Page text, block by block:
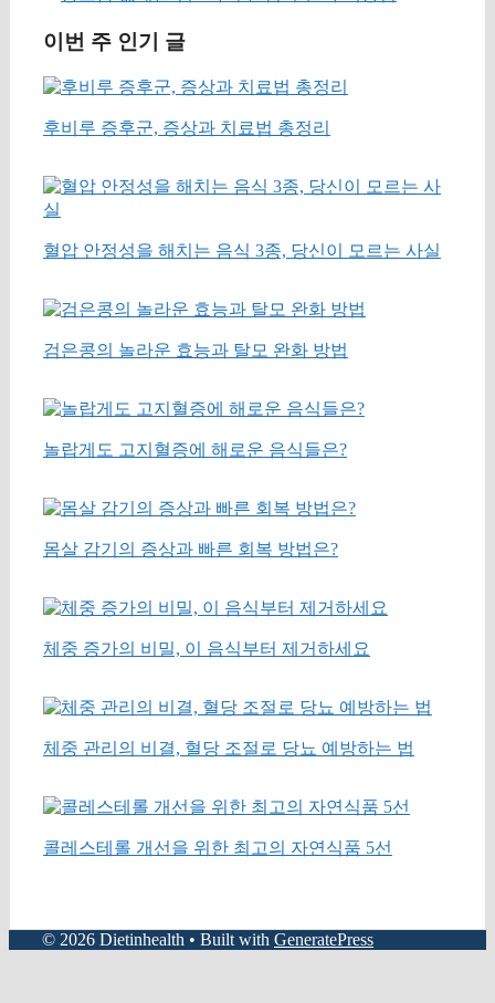
이번 주 인기 글
후비루 증후군, 증상과 치료법 총정리
혈압 안정성을 해치는 음식 3종, 당신이 모르는 사실
검은콩의 놀라운 효능과 탈모 완화 방법
놀랍게도 고지혈증에 해로운 음식들은?
몸살 감기의 증상과 빠른 회복 방법은?
체중 증가의 비밀, 이 음식부터 제거하세요
체중 관리의 비결, 혈당 조절로 당뇨 예방하는 법
콜레스테롤 개선을 위한 최고의 자연식품 5선
© 2026 Dietinhealth • Built with GeneratePress